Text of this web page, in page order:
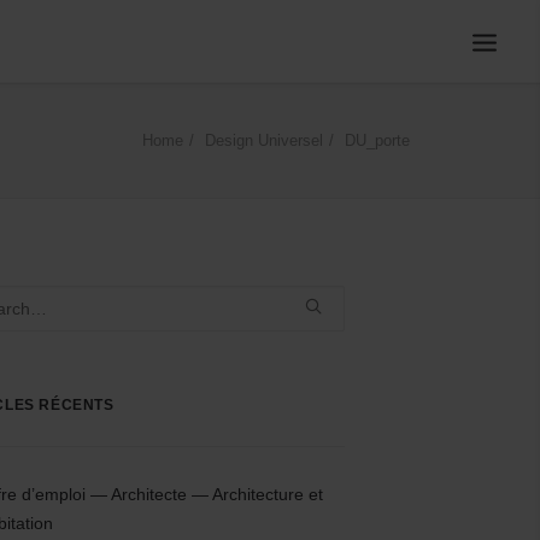
Home Design Universel DU_porte
RÉCENTS
d’emploi — Architecte — Architecture et